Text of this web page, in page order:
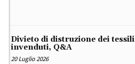
Divieto di distruzione dei tessili
invenduti, Q&A
20 Luglio 2026